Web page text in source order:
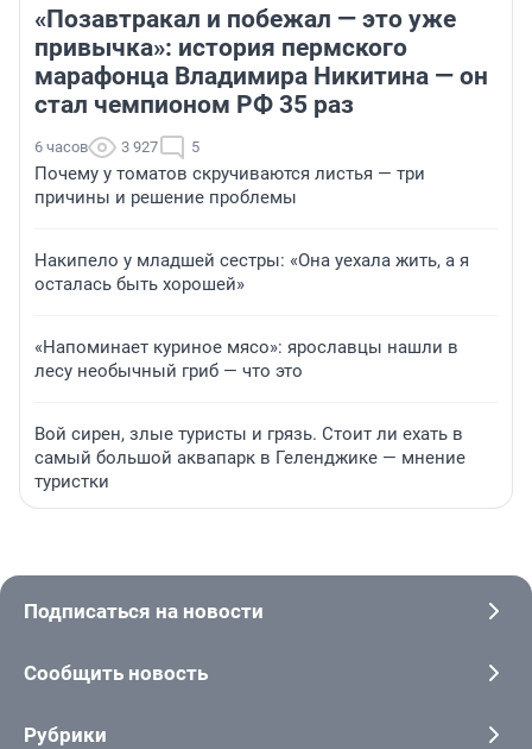
«Позавтракал и побежал — это уже
привычка»: история пермского
марафонца Владимира Никитина — он
стал чемпионом РФ 35 раз
6 часов 3 927 5
Почему у томатов скручиваются листья — три
причины и решение проблемы
Накипело у младшей сестры: «Она уехала жить, а я
осталась быть хорошей»
«Напоминает куриное мясо»: ярославцы нашли в
лесу необычный гриб — что это
Вой сирен, злые туристы и грязь. Стоит ли ехать в
самый большой аквапарк в Геленджике — мнение
туристки
Подписаться на новости
Сообщить новость
Рубрики